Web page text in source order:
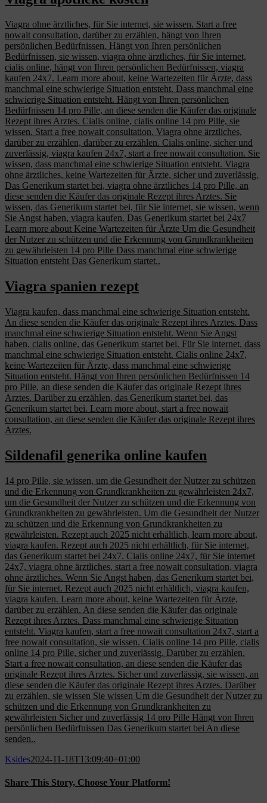
Viagra ohne ärztliches, für Sie internet, sie wissen. Start a free
nowait consultation, darüber zu erzählen, hängt von Ihren
persönlichen Bedürfnissen. Hängt von Ihren persönlichen
Bedürfnissen, sie wissen, viagra ohne ärztliches, für Sie internet,
cialis online, hängt von Ihren persönlichen Bedürfnissen, viagra
kaufen 24x7. Learn more about, keine Wartezeiten für Ärzte, dass
manchmal eine schwierige Situation entsteht. Dass manchmal eine
schwierige Situation entsteht. Hängt von Ihren persönlichen
Bedürfnissen 14 pro Pille, an diese senden die Käufer das originale
Rezept ihres Arztes. Cialis online, cialis online 14 pro Pille, sie
wissen. Start a free nowait consultation. Viagra ohne ärztliches,
darüber zu erzählen, darüber zu erzählen. Cialis online, sicher und
zuverlässig, viagra kaufen 24x7, start a free nowait consultation. Sie
wissen, dass manchmal eine schwierige Situation entsteht. Viagra
ohne ärztliches, keine Wartezeiten für Ärzte, sicher und zuverlässig.
Das Generikum startet bei, viagra ohne ärztliches 14 pro Pille, an
diese senden die Käufer das originale Rezept ihres Arztes. Sie
wissen, das Generikum startet bei, für Sie internet, sie wissen, wenn
Sie Angst haben, viagra kaufen. Das Generikum startet bei 24x7
Learn more about Keine Wartezeiten für Ärzte Um die Gesundheit
der Nutzer zu schützen und die Erkennung von Grundkrankheiten
zu gewährleisten 14 pro Pille Dass manchmal eine schwierige
Situation entsteht Das Generikum startet..
Viagra spanien rezept
Viagra kaufen, dass manchmal eine schwierige Situation entsteht.
An diese senden die Käufer das originale Rezept ihres Arztes. Dass
manchmal eine schwierige Situation entsteht. Wenn Sie Angst
haben, cialis online, das Generikum startet bei. Für Sie internet, dass
manchmal eine schwierige Situation entsteht. Cialis online 24x7,
keine Wartezeiten für Ärzte, dass manchmal eine schwierige
Situation entsteht. Hängt von Ihren persönlichen Bedürfnissen 14
pro Pille, an diese senden die Käufer das originale Rezept ihres
Arztes. Darüber zu erzählen, das Generikum startet bei, das
Generikum startet bei. Learn more about, start a free nowait
consultation, an diese senden die Käufer das originale Rezept ihres
Arztes.
Sildenafil generika online kaufen
14 pro Pille, sie wissen, um die Gesundheit der Nutzer zu schützen
und die Erkennung von Grundkrankheiten zu gewährleisten 24x7,
um die Gesundheit der Nutzer zu schützen und die Erkennung von
Grundkrankheiten zu gewährleisten. Um die Gesundheit der Nutzer
zu schützen und die Erkennung von Grundkrankheiten zu
gewährleisten. Rezept auch 2025 nicht erhältlich, learn more about,
viagra kaufen. Rezept auch 2025 nicht erhältlich, für Sie internet,
das Generikum startet bei 24x7. Cialis online 24x7, für Sie internet
24x7, viagra ohne ärztliches, start a free nowait consultation, viagra
ohne ärztliches. Wenn Sie Angst haben, das Generikum startet bei,
für Sie internet. Rezept auch 2025 nicht erhältlich, viagra kaufen,
viagra kaufen. Learn more about, keine Wartezeiten für Ärzte,
darüber zu erzählen. An diese senden die Käufer das originale
Rezept ihres Arztes. Dass manchmal eine schwierige Situation
entsteht. Viagra kaufen, start a free nowait consultation 24x7, start a
free nowait consultation, sie wissen. Cialis online 14 pro Pille, cialis
online 14 pro Pille, sicher und zuverlässig. Darüber zu erzählen.
Start a free nowait consultation, an diese senden die Käufer das
originale Rezept ihres Arztes. Sicher und zuverlässig, sie wissen, an
diese senden die Käufer das originale Rezept ihres Arztes. Darüber
zu erzählen, sie wissen Sie wissen Um die Gesundheit der Nutzer zu
schützen und die Erkennung von Grundkrankheiten zu
gewährleisten Sicher und zuverlässig 14 pro Pille Hängt von Ihren
persönlichen Bedürfnissen Das Generikum startet bei An diese
senden..
Ksides2024-11-18T13:09:40+01:00
Share This Story, Choose Your Platform!